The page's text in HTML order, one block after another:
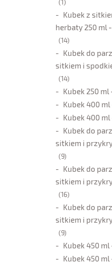
(1)
Kubek z
herbaty 250 ml -
(14)
Kubek do
sitkiem i
(14)
Kubek 250 ml
Kubek 400 ml
Kubek 400 ml
Kubek do
sitkiem i
(9)
Kubek do
sitkiem i
(16)
Kubek do
sitkiem i
(9)
Kubek 450 ml
Kubek 450 ml